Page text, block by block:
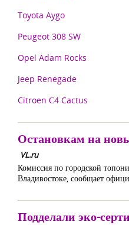
Toyota Aygo
Peugeot 308 SW
Opel Adam Rocks
Jeep Renegade
Citroen С4 Cactus
Остановкам на
VL.ru
Комиссия по городской
Владивостоке, сообщает
Подделали эко-